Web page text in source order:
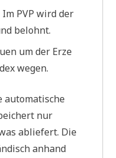
PVP wird der
belohnt.
um der Erze
wegen.
automatische
nur
abliefert. Die
anhand